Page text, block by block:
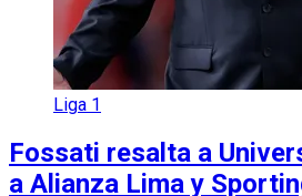
Liga 1
Fossati resalta a
a Alianza Lima y